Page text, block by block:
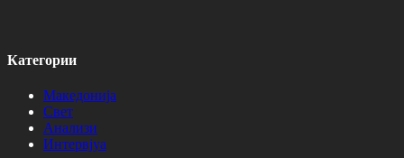
Категории
Македонија
Свет
Анализи
Интервјуа